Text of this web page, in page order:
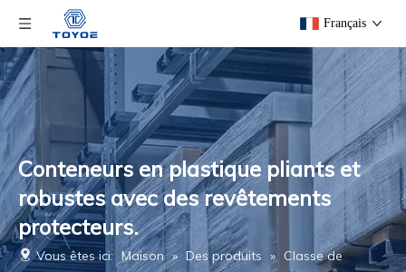
Français
Conteneurs en plastique pliants et
robustes avec des revêtements
protecteurs.
Vous êtes ici: Maison » Des produits » Classe de